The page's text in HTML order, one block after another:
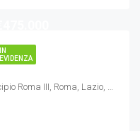
IN
EVIDENZA
Via Ugo Ojetti, Monte Sacro Alto, Municipio Roma III, Roma, Lazio, 00137, Italia